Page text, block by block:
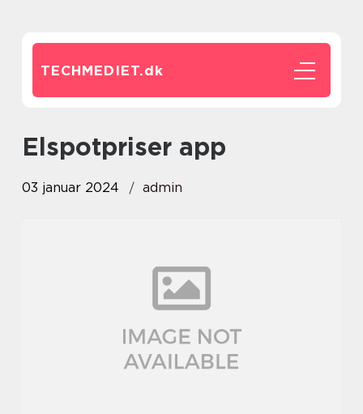
TECHMEDIET.dk
elspotpriser app
03 januar 2024 admin